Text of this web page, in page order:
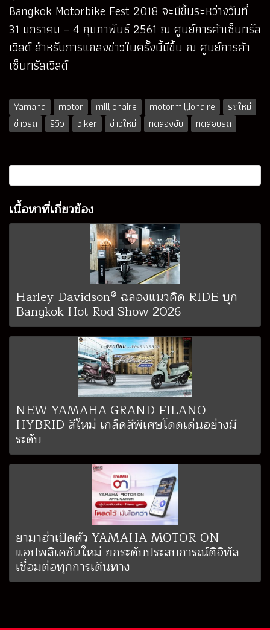
Bangkok Motorbike Fest 2018 จะมีขึ้นระหว่างวันที่
31 มกราคม – 4 กุมภาพันธ์ 2561 ณ ศูนย์การค้าเซ็นทรัล
เวิลด์ สำหรับการแถลงข่าวในครั้งนี้มีขึ้น ณ ศูนย์การค้า
เซ็นทรัลเวิลด์
Yamaha motor millionaire motormillionaire
รถใหม่
ข่าวรถ
รีวิว biker ข่าวใหม่ ทดลองขับ ทดสอบรถ
เนื้อหาที่เกี่ยวข้อง
Harley-Davidson® ฉลองแนวคิด RIDE บุก
Bangkok Hot Rod Show 2026
NEW YAMAHA GRAND FILANO
HYBRID สีใหม่ เกล็ดสีพิเศษโดดเด่นอย่างมี
ระดับ
ยามาฮ่าเปิดตัว YAMAHA MOTOR ON
แอปพลิเคชันใหม่ ยกระดับประสบการณ์ดิจิทัล
เชื่อมต่อทุกการเดินทาง